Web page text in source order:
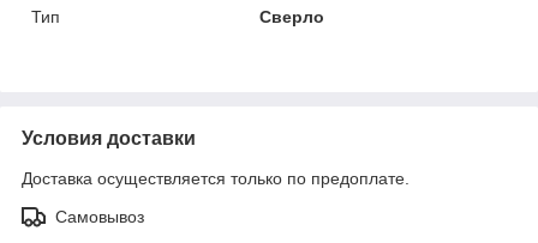
Тип
Сверло
Условия доставки
Доставка осуществляется только по предоплате.
Самовывоз